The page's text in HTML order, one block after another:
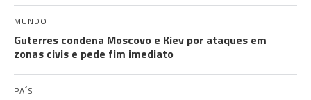
MUNDO
Guterres condena Moscovo e Kiev por ataques em
zonas civis e pede fim imediato
PAÍS